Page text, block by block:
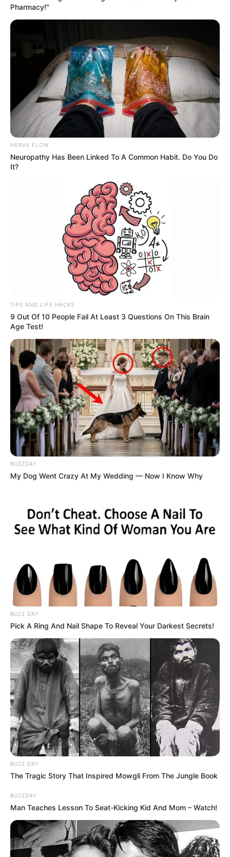
Pharmacy!"
NERVE FLOW
Neuropathy Has Been Linked To A Common Habit. Do You Do
It?
TIPS AND LIFE HACKS
9 Out Of 10 People Fail At Least 3 Questions On This Brain
Age Test!
BUZZDAY
My Dog Went Crazy At My Wedding — Now I Know Why
BUZZ DAY
Pick A Ring And Nail Shape To Reveal Your Darkest Secrets!
BUZZ DAY
The Tragic Story That Inspired Mowgli From The Jungle Book
BUZZDAY
Man Teaches Lesson To Seat-Kicking Kid And Mom – Watch!